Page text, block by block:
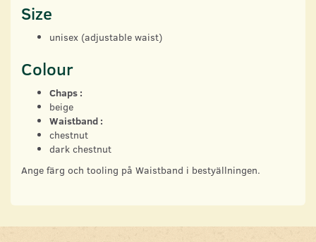
Size
unisex (adjustable waist)
Colour
Chaps :
beige
Waistband :
chestnut
dark chestnut
Ange färg och tooling på Waistband i bestyällningen.